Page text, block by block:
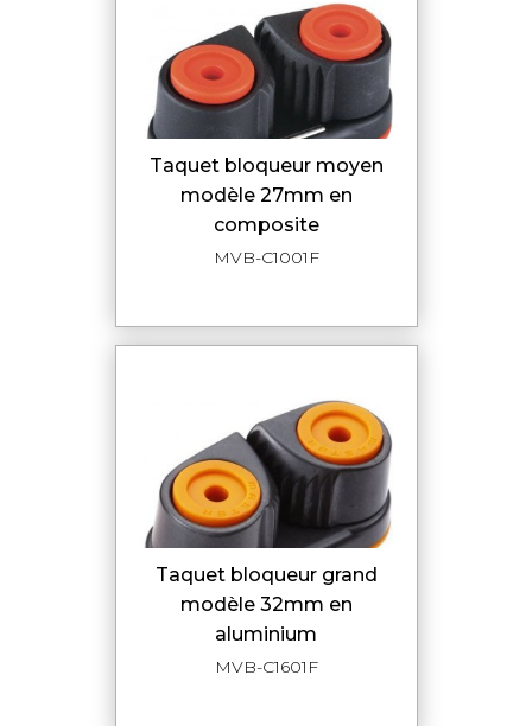
taquet bloqueur moyen
modèle 27mm en
composite
MVB-C1001F
taquet bloqueur grand
modèle 32mm en
aluminium
MVB-C1601F